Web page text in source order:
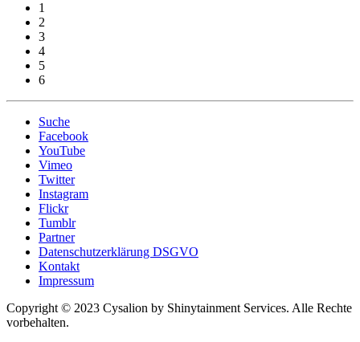
1
2
3
4
5
6
Suche
Facebook
YouTube
Vimeo
Twitter
Instagram
Flickr
Tumblr
Partner
Datenschutzerklärung DSGVO
Kontakt
Impressum
Copyright © 2023 Cysalion by Shinytainment Services. Alle Rechte
vorbehalten.